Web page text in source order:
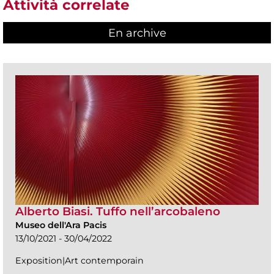
Attività correlate
En archive
Alberto Biasi. Tuffo nell’arcobaleno
Museo dell'Ara Pacis
13/10/2021 - 30/04/2022
Exposition|Art contemporain